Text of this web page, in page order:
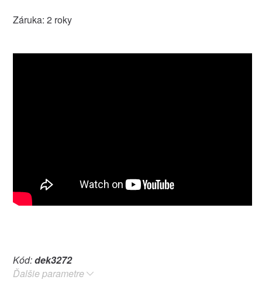
Záruka: 2 roky
Kód:dek3272
Ďalšie parametre